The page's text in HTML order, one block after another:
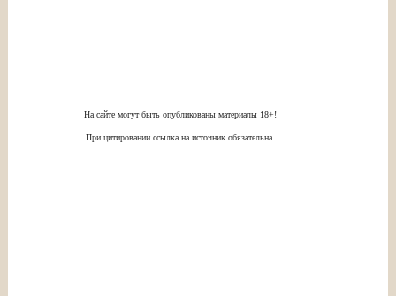
На сайте могут быть опубликованы материалы 18+!
При цитировании ссылка на источник обязательна.